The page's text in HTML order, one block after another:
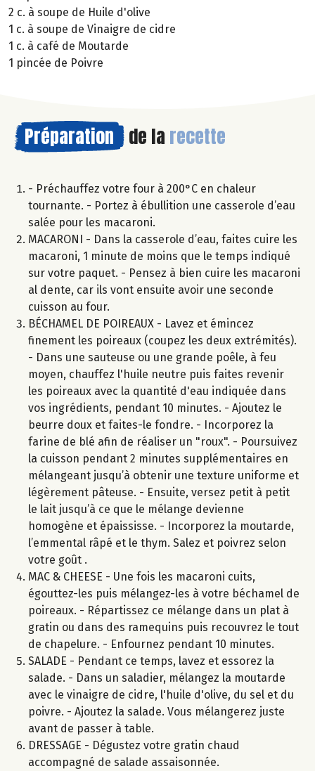
2 c. à soupe de Huile d'olive
1 c. à soupe de Vinaigre de cidre
1 c. à café de Moutarde
1 pincée de Poivre
Préparation de la recette
- Préchauffez votre four à 200°C en chaleur
tournante. - Portez à ébullition une casserole d’eau
salée pour les macaroni.
MACARONI - Dans la casserole d’eau, faites cuire les
macaroni, 1 minute de moins que le temps indiqué
sur votre paquet. - Pensez à bien cuire les macaroni
al dente, car ils vont ensuite avoir une seconde
cuisson au four.
BÉCHAMEL DE POIREAUX - Lavez et émincez
finement les poireaux (coupez les deux extrémités).
- Dans une sauteuse ou une grande poêle, à feu
moyen, chauffez l'huile neutre puis faites revenir
les poireaux avec la quantité d'eau indiquée dans
vos ingrédients, pendant 10 minutes. - Ajoutez le
beurre doux et faites-le fondre. - Incorporez la
farine de blé afin de réaliser un "roux". - Poursuivez
la cuisson pendant 2 minutes supplémentaires en
mélangeant jusqu’à obtenir une texture uniforme et
légèrement pâteuse. - Ensuite, versez petit à petit
le lait jusqu’à ce que le mélange devienne
homogène et épaississe. - Incorporez la moutarde,
l’emmental râpé et le thym. Salez et poivrez selon
votre goût .
MAC & CHEESE - Une fois les macaroni cuits,
égouttez-les puis mélangez-les à votre béchamel de
poireaux. - Répartissez ce mélange dans un plat à
gratin ou dans des ramequins puis recouvrez le tout
de chapelure. - Enfournez pendant 10 minutes.
SALADE - Pendant ce temps, lavez et essorez la
salade. - Dans un saladier, mélangez la moutarde
avec le vinaigre de cidre, l'huile d'olive, du sel et du
poivre. - Ajoutez la salade. Vous mélangerez juste
avant de passer à table.
DRESSAGE - Dégustez votre gratin chaud
accompagné de salade assaisonnée.